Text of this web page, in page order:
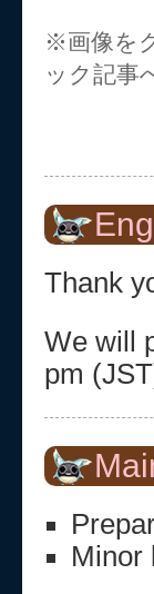
※画像を
ック記事
Thank
We will
pm
Minor